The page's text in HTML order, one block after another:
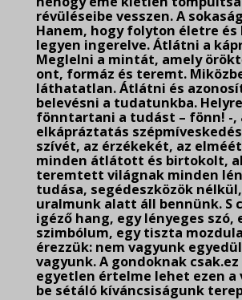
révüléseibe vesszen. A
Hanem, hogy folyton életre és
legyen ingerelve. Átlátni a
Meglelni a mintát, amely
ont, formáz és teremt.
láthatatlan. Átlátni és
belevésni a tudatunkba.
fönntartani a tudást – fönn! -,
elkápráztatás
szívét, az érzékekét, az
minden átlátott és birtokolt,
teremtett világnak minden
tudása, segédeszközök
uralmunk alatt áll bennünk. S
igéző hang, egy lényeges szó,
szimbólum, egy tiszta
érezzük: nem vagyunk
vagyunk. A gondoknak
egyetlen értelme lehet ezen a
be sétáló kíváncsiságunk